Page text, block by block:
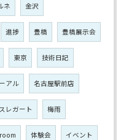
ネ 金沢
進捗 豊橋 豊橋展示会
東京 技術日記
アル 名古屋駅前店
レガート 梅雨
体験会 イベント